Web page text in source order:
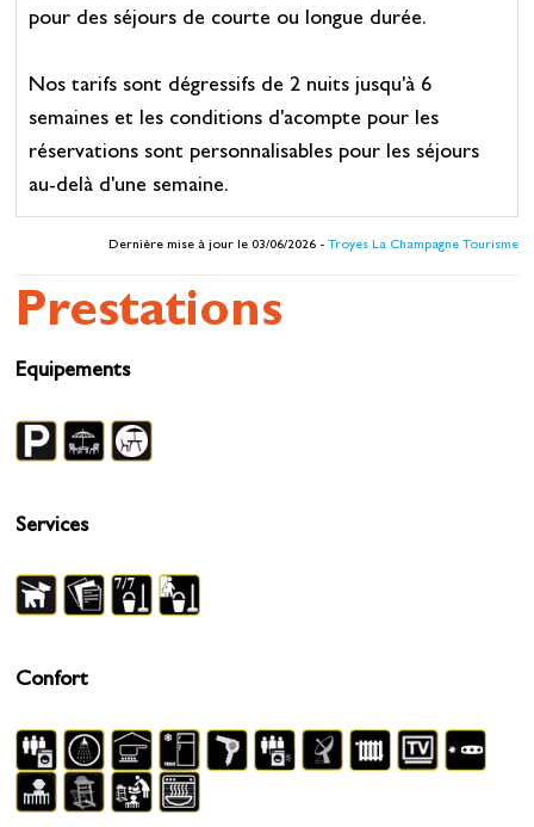
pour des séjours de courte ou longue durée.
Nos tarifs sont dégressifs de 2 nuits jusqu'à 6
semaines et les conditions d'acompte pour les
réservations sont personnalisables pour les séjours
au-delà d'une semaine.
Dernière mise à jour le 03/06/2026 -Troyes La Champagne Tourisme
Prestations
Equipements
Services
Confort